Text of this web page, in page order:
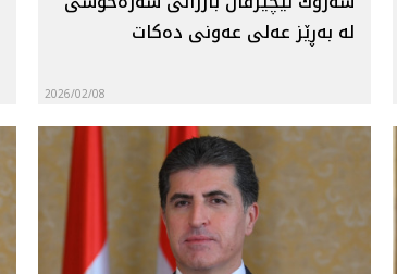
له‌ به‌ڕێز عه‌لى عه‌ونى ده‌كات
2026/02/08